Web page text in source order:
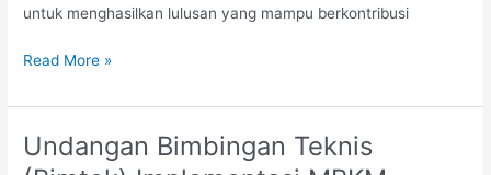
untuk menghasilkan lulusan yang mampu berkontribusi
Read More »
Undangan Bimbingan Teknis
Undangan
Bimbingan